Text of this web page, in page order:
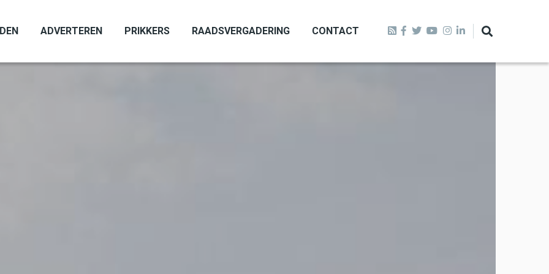
ADVERTEREN PRIKKERS RAADSVERGADERING CONTACT